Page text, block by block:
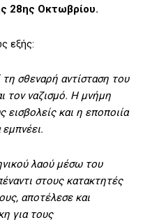
28ης Οκτωβρίου.
εξής:
σθεναρή αντίσταση του
τον ναζισμό. Η μνήμη
εισβολείς και η εποποιία
εμπνέει.
λαού μέσω του
στους κατακτητές
αποτέλεσε και
για τους